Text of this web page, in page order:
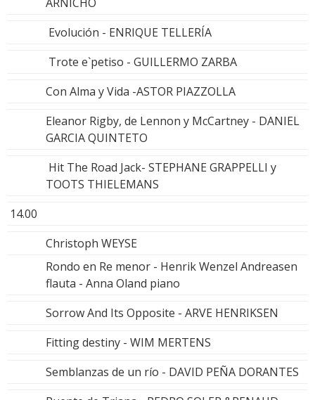
Evolución - ENRIQUE TELLERÍA
Trote e`petiso - GUILLERMO ZARBA
Con Alma y Vida -ASTOR PIAZZOLLA
Eleanor Rigby, de Lennon y McCartney - DANIEL
GARCIA QUINTETO
Hit The Road Jack- STEPHANE GRAPPELLI y
TOOTS THIELEMANS
14.00
Christoph WEYSE
Rondo en Re menor - Henrik Wenzel Andreasen
flauta - Anna Oland piano
Sorrow And Its Opposite - ARVE HENRIKSEN
Fitting destiny - WIM MERTENS
Semblanzas de un río - DAVID PEÑA DORANTES